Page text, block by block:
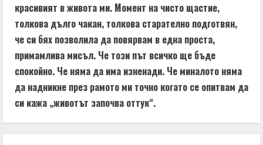
красивият в живота ми. Момент на чисто щастие,
толкова дълго чакан, толкова старателно подготвян,
че си бях позволила да повярвам в една проста,
примамлива мисъл. Че този път всичко ще бъде
спокойно. Че няма да има изненади. Че миналото няма
да надникне през рамото ми точно когато се опитвам да
си кажа „животът започва оттук“.